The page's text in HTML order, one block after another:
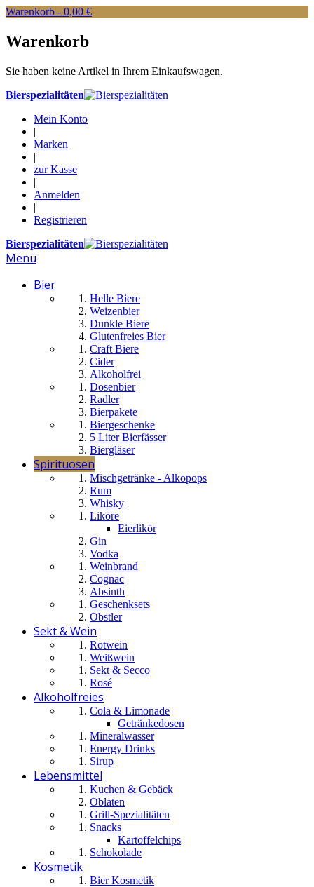
Warenkorb - 0,00 €
Warenkorb
Sie haben keine Artikel in Ihrem Einkaufswagen.
Bierspezialitäten
Mein Konto
|
Marken
|
zur Kasse
|
Anmelden
|
Registrieren
Bierspezialitäten
Menü
Bier
Helle Biere
Weizenbier
Dunkle Biere
Glutenfreies Bier
Craft Biere
Cider
Alkoholfrei
Dosenbier
Radler
Bierpakete
Biergeschenke
5 Liter Bierfässer
Biergläser
Spirituosen
Mischgetränke - Alkopops
Rum
Whisky
Liköre
Eierlikör
Gin
Vodka
Weinbrand
Cognac
Absinth
Geschenksets
Obstler
Sekt & Wein
Rotwein
Weißwein
Sekt & Secco
Rosé
Alkoholfreies
Cola & Limonade
Getränkedosen
Mineralwasser
Energy Drinks
Sirup
Lebensmittel
Kuchen & Gebäck
Oblaten
Grill-Spezialitäten
Snacks
Kartoffelchips
Schokolade
Kosmetik
Bier Kosmetik